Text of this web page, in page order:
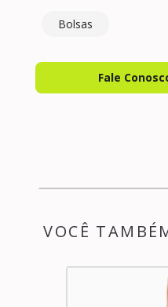
Bolsas
Fale
VOCÊ